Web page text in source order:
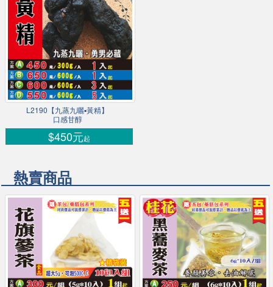
L2190【九蒸九曬▪黃精】
口感甘醇
$450元起
熱賣商品